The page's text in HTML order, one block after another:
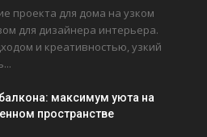
проекта для дома на узком
для дизайнера интерьера.
и креативностью, узкий
максимум уюта на
пространстве